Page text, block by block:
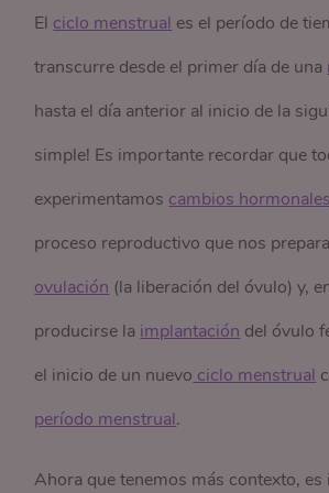
El ciclo menstrual es el período de
transcurre desde el primer día de una
hasta el día anterior al inicio de la
simple! Es importante recordar que
experimentamos cambios hormonales
proceso reproductivo que nos
ovulación (la liberación del óvulo) y,
producirse la implantación del óvulo
el inicio de un nuevo ciclo menstrual
período menstrual.
Ahora que tenemos más contexto,